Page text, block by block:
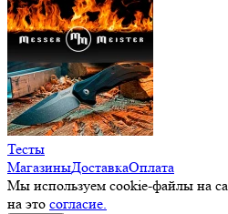
Тесты
МагазиныДоставкаОплата
Мы используем cookie-файлы на
на это согласие.